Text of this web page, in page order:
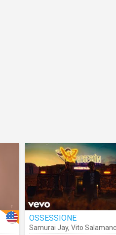
OSSESSIONE
Samurai Jay, Vito